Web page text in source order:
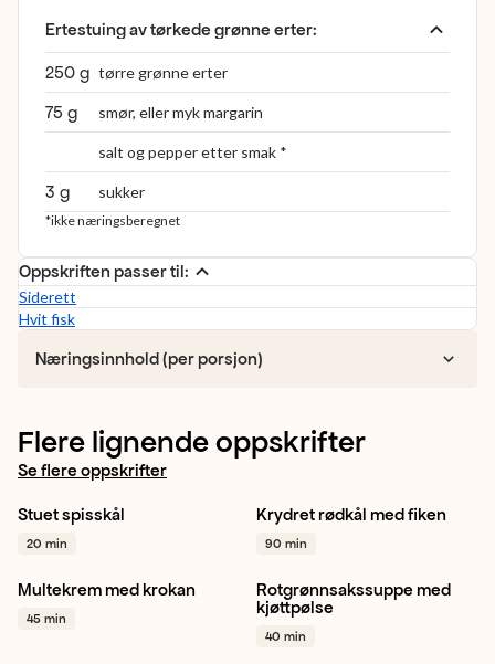
Ertestuing av tørkede grønne erter:
250 g tørre grønne erter
75 g smør, eller myk margarin
salt og pepper etter smak *
3 g sukker
*ikke næringsberegnet
Oppskriften passer til:
Siderett
Hvit fisk
Næringsinnhold (per porsjon)
Flere lignende oppskrifter
Se flere oppskrifter
Spisskål
Norsk
Tradisjonsmat
Stuet spisskål
20 min
Rødkål Fiken Rips + 1
Krydret rødkål med fiken
90 min
Multer Mandler
Dessert
+ 1
Multekrem med krokan
45 min
Gulrot Kålrot Potet + 1
Rotgrønnsakssuppe med
kjøttpølse
40 min